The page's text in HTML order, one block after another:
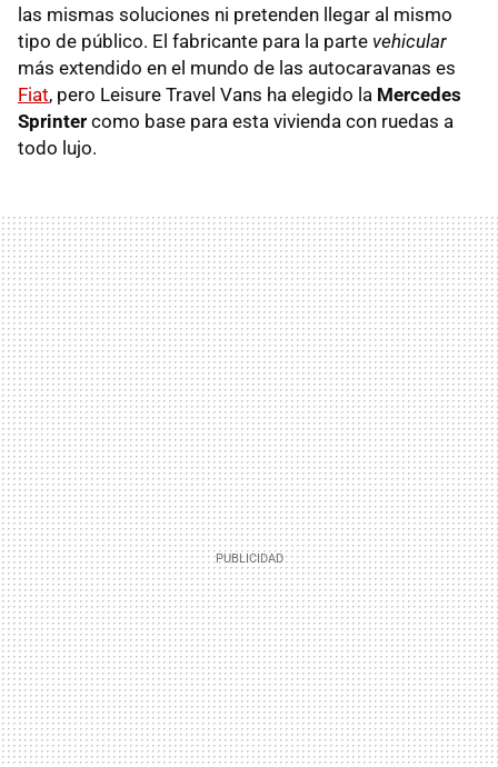
las mismas soluciones ni pretenden llegar al mismo
tipo de público. El fabricante para la parte vehicular
más extendido en el mundo de las autocaravanas es
Fiat, pero Leisure Travel Vans ha elegido la Mercedes
Sprinter como base para esta vivienda con ruedas a
todo lujo.